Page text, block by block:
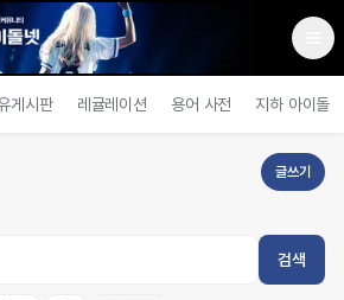
게시판 레귤레이션 용어 사전 지하 아이돌
글쓰기
검색